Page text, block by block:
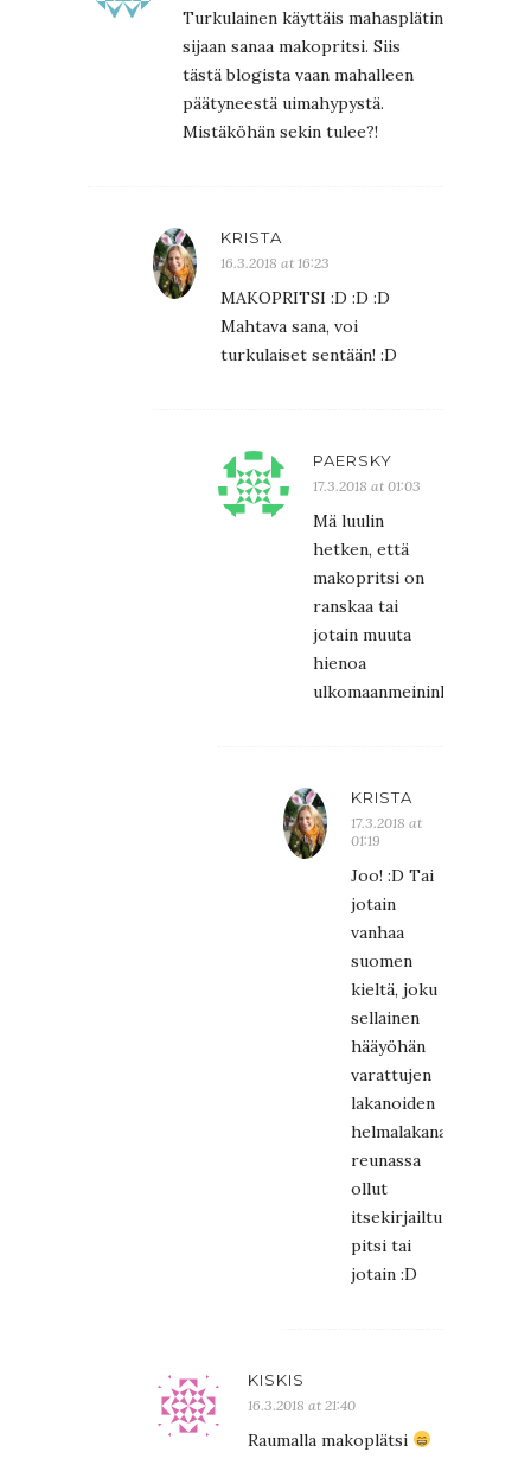
Turkulainen käyttäis mahasplätin
sijaan sanaa makopritsi. Siis
tästä blogista vaan mahalleen
päätyneestä uimahypystä.
Mistäköhän sekin tulee?!
KRISTA
16.3.2018 at 16:23
MAKOPRITSI :D :D :D
Mahtava sana, voi
turkulaiset sentään! :D
PAERSKY
17.3.2018 at 01:03
Mä luulin
hetken, että
makopritsi on
ranskaa tai
jotain muuta
hienoa
ulkomaanmeininkiä….
KRISTA
17.3.2018 at
01:19
Joo! :D Tai
jotain
vanhaa
suomen
kieltä, joku
sellainen
hääyöhän
varattujen
lakanoiden
helmalakanan
reunassa
ollut
itsekirjailtu
pitsi tai
jotain :D
KISKIS
16.3.2018 at 21:40
Raumalla makoplätsi